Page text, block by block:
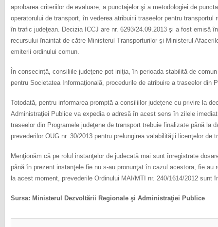
aprobarea criteriilor de evaluare, a punctajelor şi a metodologiei de
operatorului de transport, în vederea atribuirii traseelor pentru
în trafic judeţean. Decizia ICCJ are nr. 6293/24.09.2013 şi a fost emisă
recursului înaintat de către Ministerul Transporturilor şi Ministerul
emiterii ordinului comun.
În consecinţă, consiliile judeţene pot iniţia, în perioada stabilită de
pentru Societatea Informaţională, procedurile de atribuire a traseelor din
Totodată, pentru informarea promptă a consiliilor judeţene cu privire la
Administraţiei Publice va expedia o adresă în acest sens în zilele
traseelor din Programele judeţene de transport trebuie finalizate până la
prevederilor OUG nr. 30/2013 pentru prelungirea valabilităţii licenţelor de
Menţionăm că pe rolul instanţelor de judecată mai sunt înregistrate
până în prezent instanţele fie nu s-au pronunţat în cazul acestora, fie au
la acest moment, prevederile Ordinului MAI/MTI nr. 240/1614/2012 sunt
Sursa: Ministerul Dezvoltării Regionale şi Administraţiei Publice